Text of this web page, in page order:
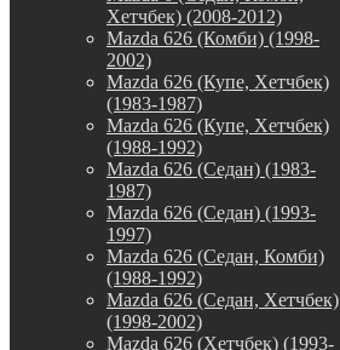
Хетчбек) (2008-2012)
Mazda 626 (Комби) (1998-
2002)
Mazda 626 (Купе, Хетчбек)
(1983-1987)
Mazda 626 (Купе, Хетчбек)
(1988-1992)
Mazda 626 (Седан) (1983-
1987)
Mazda 626 (Седан) (1993-
1997)
Mazda 626 (Седан, Комби)
(1988-1992)
Mazda 626 (Седан, Хетчбек)
(1998-2002)
Mazda 626 (Хетчбек) (1993-